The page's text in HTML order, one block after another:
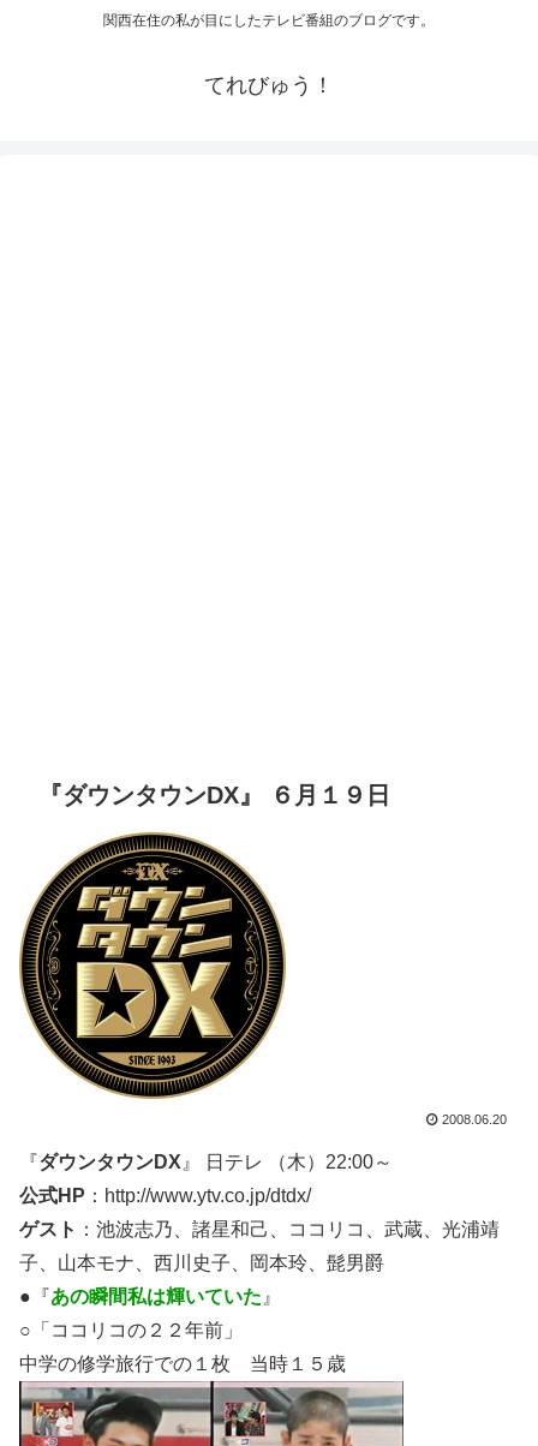
関西在住の私が目にしたテレビ番組のブログです。
てれびゅう！
『ダウンタウンDX』 ６月１９日
2008.06.20
『ダウンタウンDX 』 日テレ （木）22:00～
公式HP ：http://www.ytv.co.jp/dtdx/
ゲスト ：池波志乃、諸星和己、ココリコ、武蔵、光浦靖
子、山本モナ、西川史子、岡本玲、髭男爵
●『あの瞬間私は輝いていた 』
○「ココリコの２２年前」
中学の修学旅行での１枚 当時１５歳